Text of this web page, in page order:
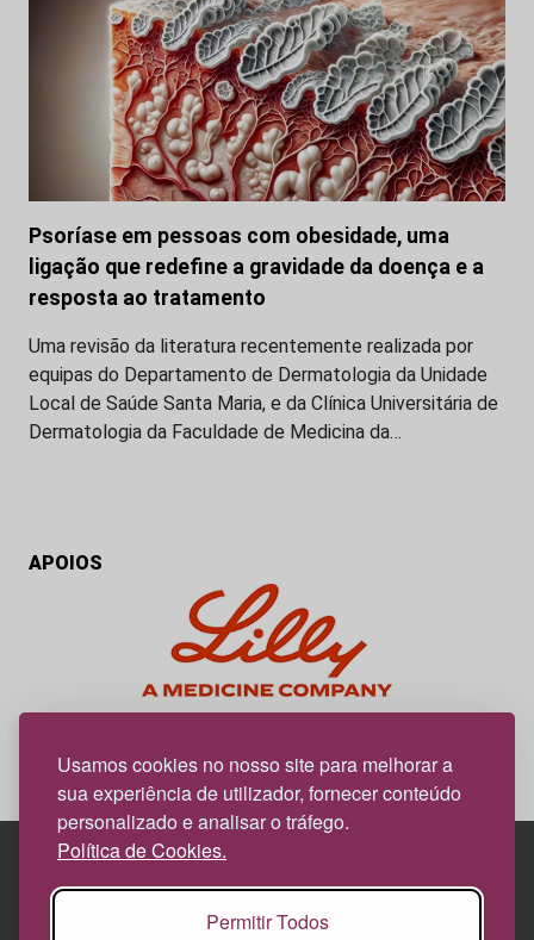
Usamos cookies no nosso site para melhorar a
sua experiência de utilizador, fornecer conteúdo
personalizado e analisar o tráfego.
Política de Cookies.
Permitir Todos
Psoríase em pessoas com obesidade, uma
ligação que redefine a gravidade da doença e a
resposta ao tratamento
Uma revisão da literatura recentemente realizada por
equipas do Departamento de Dermatologia da Unidade
Local de Saúde Santa Maria, e da Clínica Universitária de
Dermatologia da Faculdade de Medicina da…
APOIOS
News Farma, possível com o apoio da Lilly.
Edif. Lisboa Oriente | Av. Infante D. Henrique, n.º 333H, esc.